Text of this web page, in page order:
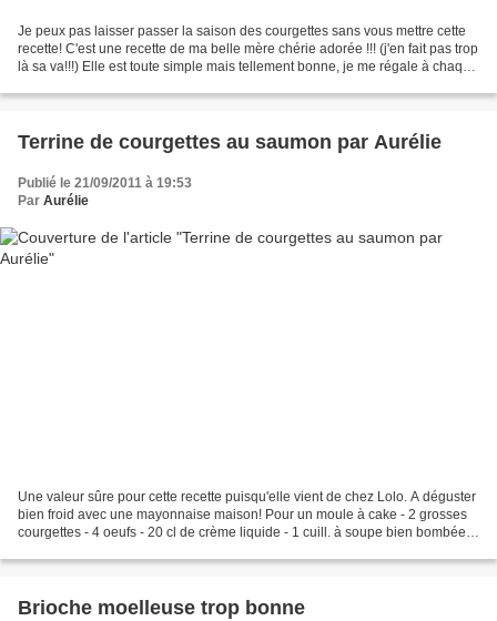
Je peux pas laisser passer la saison des courgettes sans vous mettre cette
recette! C'est une recette de ma belle mère chérie adorée !!! (j'en fait pas trop
là sa va!!!) Elle est toute simple mais tellement bonne, je me régale à chaque
Terrine de courgettes au saumon par Aurélie
Publié le 21/09/2011 à 19:53
Par Aurélie
Une valeur sûre pour cette recette puisqu'elle vient de chez Lolo. A déguster
bien froid avec une mayonnaise maison! Pour un moule à cake - 2 grosses
courgettes - 4 oeufs - 20 cl de crème liquide - 1 cuill. à soupe bien bombée
Brioche moelleuse trop bonne